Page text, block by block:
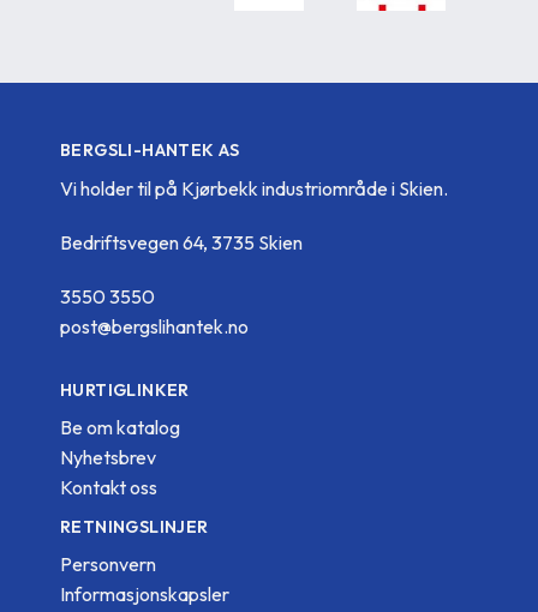
BERGSLI-HANTEK AS
Vi holder til på Kjørbekk industriområde i Skien.
Bedriftsvegen 64, 3735 Skien
3550 3550
post@bergslihantek.no
HURTIGLINKER
Be om katalog
Nyhetsbrev
Kontakt oss
RETNINGSLINJER
Personvern
Informasjonskapsler